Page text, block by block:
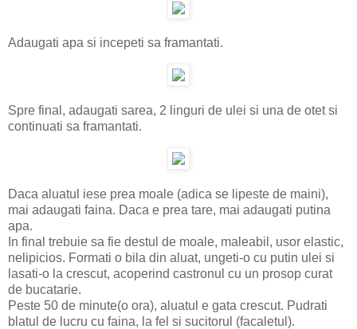
Adaugati apa si incepeti sa framantati.
Spre final, adaugati sarea, 2 linguri de ulei si una de otet si
continuati sa framantati.
Daca aluatul iese prea moale (adica se lipeste de maini),
mai adaugati faina. Daca e prea tare, mai adaugati putina
apa.
In final trebuie sa fie destul de moale, maleabil, usor elastic,
nelipicios. Formati o bila din aluat, ungeti-o cu putin ulei si
lasati-o la crescut, acoperind castronul cu un prosop curat
de bucatarie.
Peste 50 de minute(o ora), aluatul e gata crescut. Pudrati
blatul de lucru cu faina, la fel si sucitorul (facaletul).